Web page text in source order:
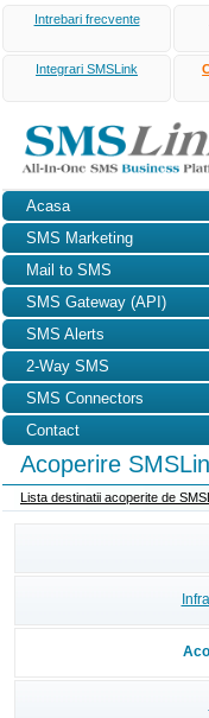
Intrebari frecvente
Integrari SMSLink
Acasa
SMS Marketing
Mail to SMS
SMS Gateway (API)
SMS Alerts
2-Way SMS
SMS Connectors
Contact
Acoperire
Lista destinatii acoperite de